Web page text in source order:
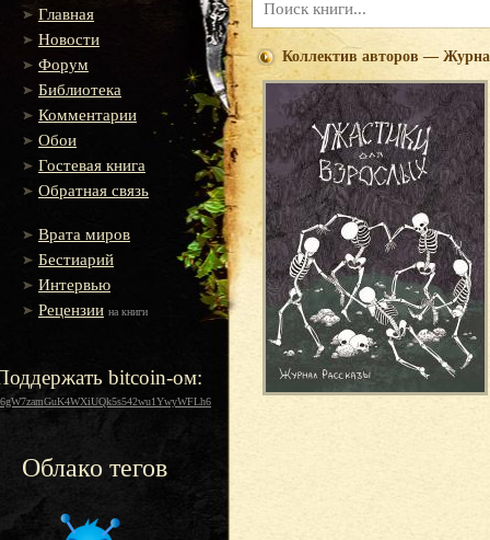
Главная
Новости
Форум
Библиотека
Комментарии
Обои
Гостевая книга
Обратная связь
Врата миров
Бестиарий
Интервью
Рецензии на книги
bitcoin-ом:
Облако тегов
Коллектив авторов —